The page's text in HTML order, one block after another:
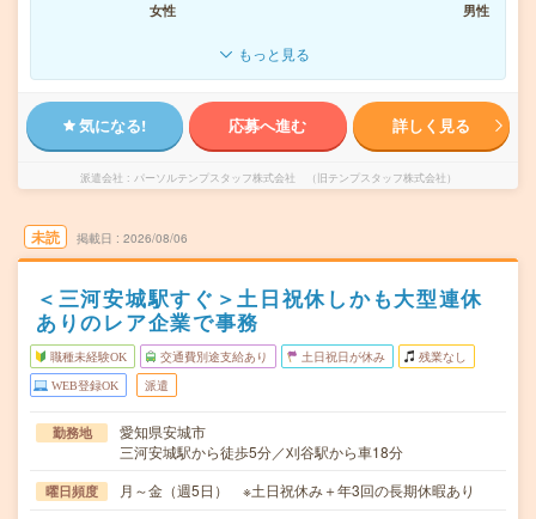
女性
男性
もっと見る
気になる! 応募へ進む 詳しく見る
派遣会社 パーソルテンプスタッフ株式会社 （旧テンプスタッフ株式会社）
未読 掲載日 2026/08/06
＜三河安城駅すぐ＞土日祝休しかも大型連休
ありのレア企業で事務
職種未経験OK 交通費別途支給あり 土日祝日が休み 残業なし
WEB登録OK 派遣
勤務地
愛知県安城市
三河安城駅から徒歩5分／刈谷駅から車18分
曜日頻度 月～金（週5日） ※土日祝休み＋年3回の長期休暇あり